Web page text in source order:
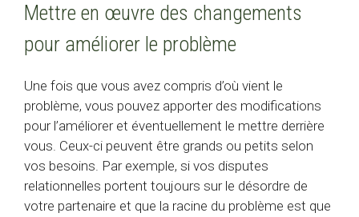
Mettre en œuvre des changements
pour améliorer le problème
Une fois que vous avez compris d’où vient le
problème, vous pouvez apporter des modifications
pour l’améliorer et éventuellement le mettre derrière
vous. Ceux-ci peuvent être grands ou petits selon
vos besoins. Par exemple, si vos disputes
relationnelles portent toujours sur le désordre de
votre partenaire et que la racine du problème est que